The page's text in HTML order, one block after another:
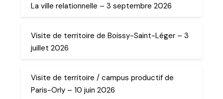
La ville relationnelle – 3 septembre 2026
Visite de territoire de Boissy-Saint-Léger – 3
juillet 2026
Visite de territoire / campus productif de
Paris-Orly – 10 juin 2026